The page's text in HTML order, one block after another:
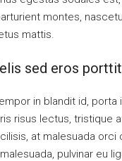
montes,
mattis.
sed eros
in blandit id,
risus lectus, tristique
at malesuada
pulvinar eu